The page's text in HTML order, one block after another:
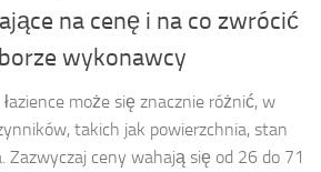
na cenę i na co zwrócić
wykonawcy
może się znacznie różnić, w
takich jak powierzchnia, stan
Zazwyczaj ceny wahają się od 26 do 71